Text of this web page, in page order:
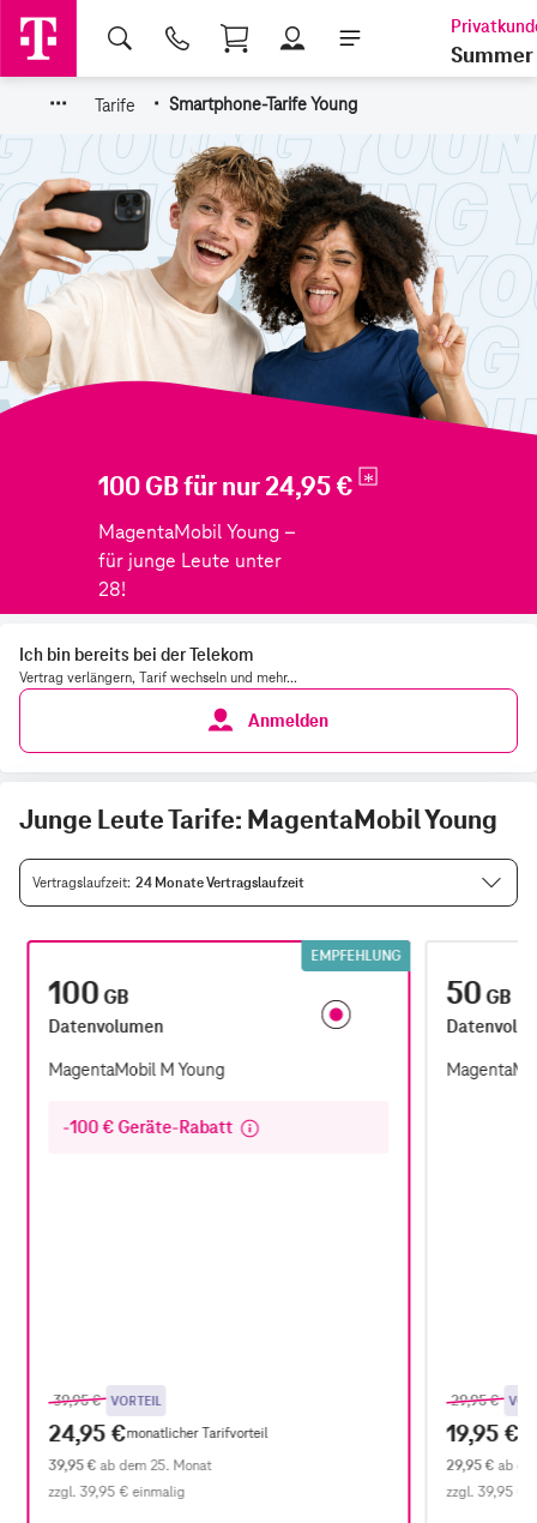
Shopping Cart
Summer
··· Tarife · Smartphone-Tarife Young
Ich bin bereits bei der Telekom
Vertrag verlängern, Tarif wechseln und mehr...
Anmelden
Junge Leute Tarife: MagentaMobil Young
Vertragslaufzeit 24 Monate Vertragslaufzeit
EMPFEHLUNG
100GB
Datenvolumen
MagentaMobil M Young
-100 € Geräte-Rabatt
Previous price
39,95 € VORTEIL
24,95 €monatlicher Tarifvorteil
39,95 €ab dem 25. Monat
zzgl. 39,95 €einmalig
50GB
Previous
29,95 €
19,95 €
29,95 € ab
zzgl. 39,95 €